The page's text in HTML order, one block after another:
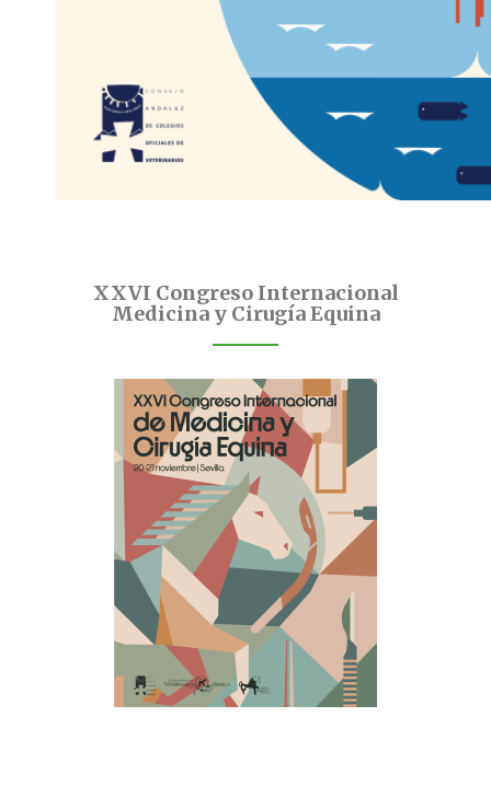
XXVI Congreso Internacional
Medicina y Cirugía Equina